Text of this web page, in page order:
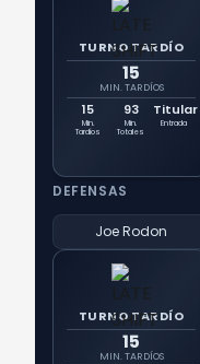
TURNO TARDÍO
15
MIN. TARDÍOS
15
Min.
Tardíos
93
Min.
Totales
Titular
Entrada
DEFENSAS
Joe Rodon
TURNO TARDÍO
15
MIN. TARDÍOS